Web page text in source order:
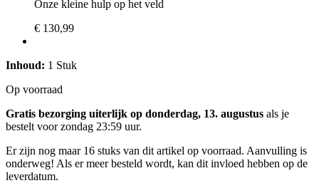
Onze kleine hulp op het veld
€ 130,99
Inhoud: 1 Stuk
Op voorraad
Gratis bezorging uiterlijk op donderdag, 13. augustus als je
bestelt voorzondag 23:59 uur.
Er zijn nog maar 16 stuks van dit artikel op voorraad. Aanvulling is
onderweg! Als er meer besteld wordt, kan dit invloed hebben op de
leverdatum.